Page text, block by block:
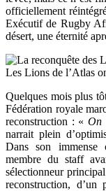
officiellement
Exécutif de Rugby
désert, une éternité
Les Lions de l’Atlas
Quelques mois plus
Fédération royale
reconstruction : « On
narrait plein
Dans son immense
membre du staff
sélectionneur
reconstruction, d’un